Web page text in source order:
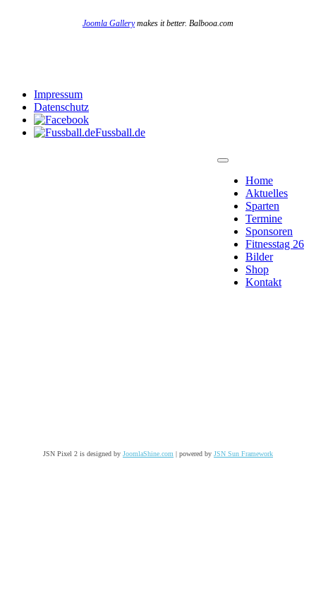
Joomla Gallerymakes it better. Balbooa.com
Impressum
Datenschutz
Fussball.de
Home
Aktuelles
Sparten
Termine
Sponsoren
Fitnesstag 26
Bilder
Shop
Kontakt
JSN Pixel 2 is designed by JoomlaShine.com | powered by JSN Sun Framework